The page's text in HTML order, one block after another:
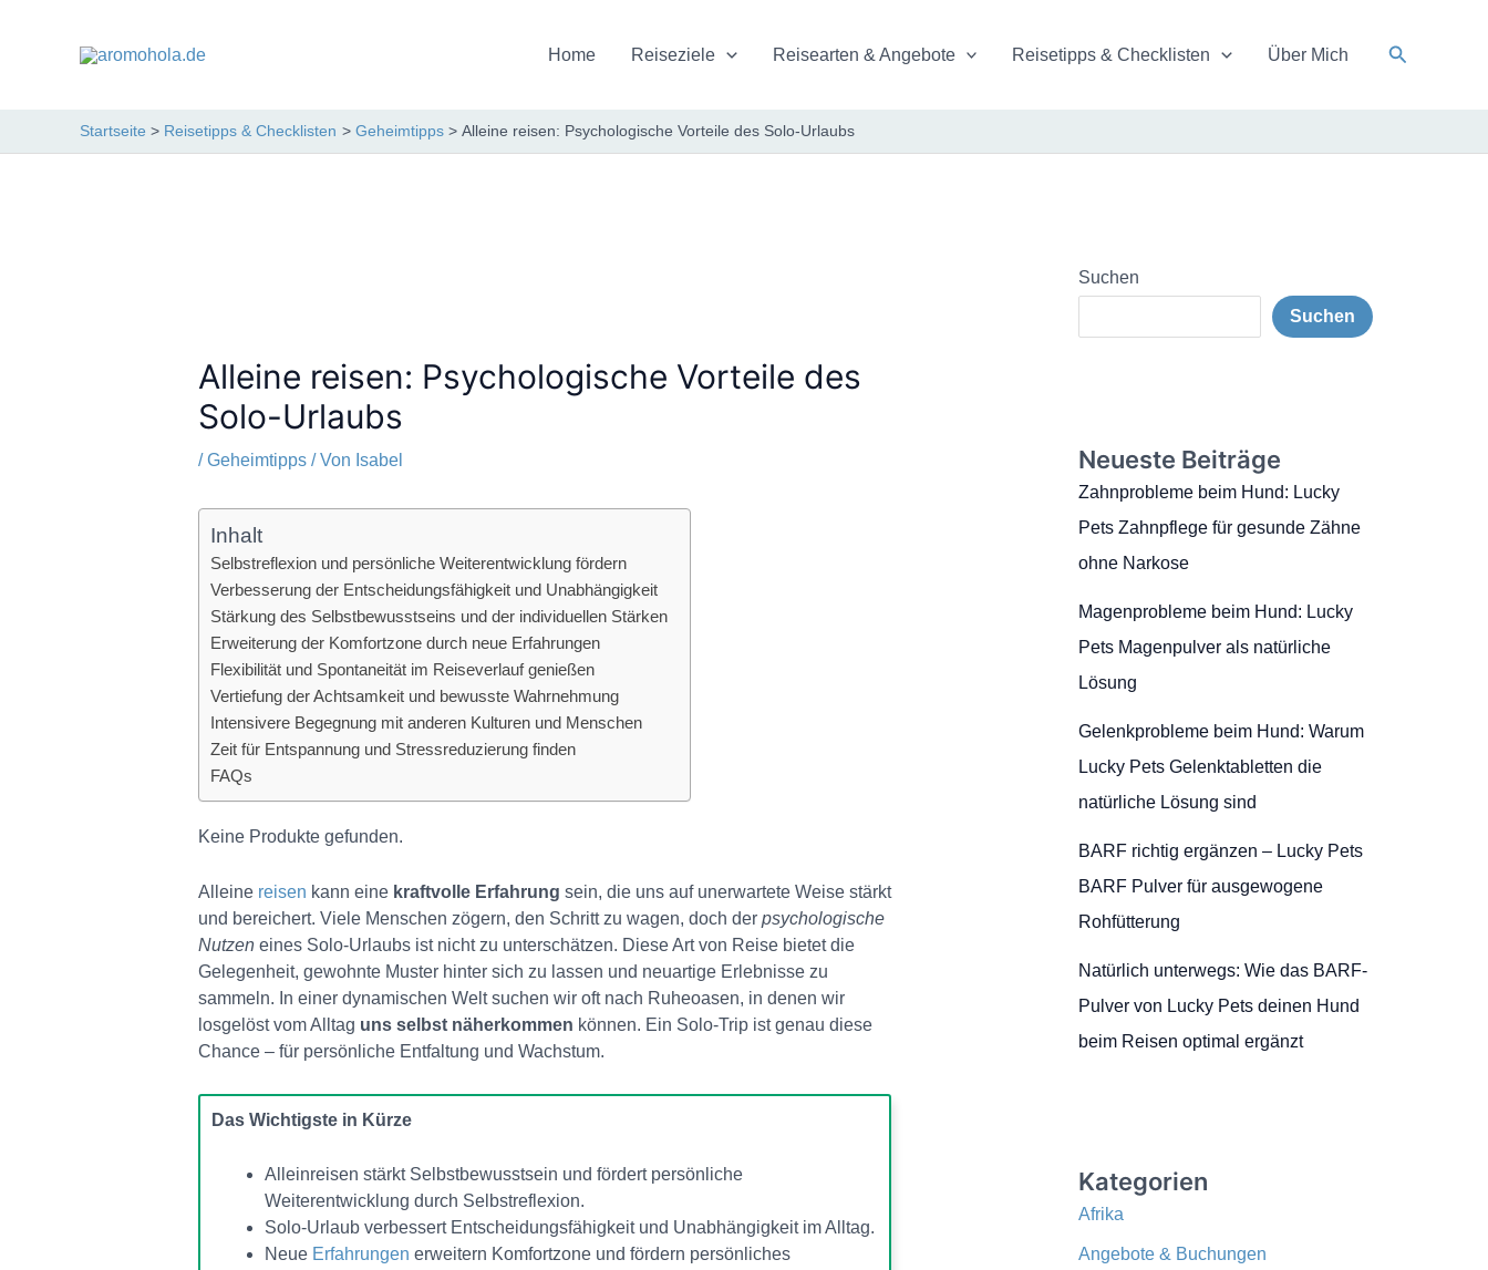
Home Reiseziele Reisearten & Angebote Reisetipps & Checklisten Über Mich Suchen
Startseite Reisetipps & Checklisten Geheimtipps Alleine reisen: Psychologische Vorteile des Solo-Urlaubs
Alleine reisen: Psychologische Vorteile des
Solo-Urlaubs
/Geheimtipps/ Von Isabel
Inhalt
Selbstreflexion und persönliche Weiterentwicklung fördern
Verbesserung der Entscheidungsfähigkeit und Unabhängigkeit
Stärkung des Selbstbewusstseins und der individuellen Stärken
Erweiterung der Komfortzone durch neue Erfahrungen
Flexibilität und Spontaneität im Reiseverlauf genießen
Vertiefung der Achtsamkeit und bewusste Wahrnehmung
Intensivere Begegnung mit anderen Kulturen und Menschen
Zeit für Entspannung und Stressreduzierung finden
FAQs
Keine Produkte gefunden.
Alleine reisen kann eine kraftvolle Erfahrung sein, die uns auf unerwartete Weise stärkt
und bereichert. Viele Menschen zögern, den Schritt zu wagen, doch der psychologische
Nutzeneines Solo-Urlaubs ist nicht zu unterschätzen. Diese Art von Reise bietet die
Gelegenheit, gewohnte Muster hinter sich zu lassen und neuartige Erlebnisse zu
sammeln. In einer dynamischen Welt suchen wir oft nach Ruheoasen, in denen wir
losgelöst vom Alltag uns selbst näherkommen können. Ein Solo-Trip ist genau diese
Chance – für persönliche Entfaltung und Wachstum.
Das Wichtigste in Kürze
Alleinreisen stärkt Selbstbewusstsein und fördert persönliche
Weiterentwicklung durch Selbstreflexion.
Solo-Urlaub verbessert Entscheidungsfähigkeit und Unabhängigkeit im Alltag.
Neue Erfahrungen erweitern Komfortzone und fördern persönliches
Suchen
Suchen
Neueste Beiträge
Zahnprobleme beim Hund: Lucky
Pets Zahnpflege für gesunde Zähne
ohne Narkose
Magenprobleme beim Hund: Lucky
Pets Magenpulver als natürliche
Lösung
Gelenkprobleme beim Hund: Warum
Lucky Pets Gelenktabletten die
natürliche Lösung sind
BARF richtig ergänzen – Lucky Pets
BARF Pulver für ausgewogene
Rohfütterung
Natürlich unterwegs: Wie das BARF-
Pulver von Lucky Pets deinen Hund
beim Reisen optimal ergänzt
Kategorien
Afrika
Angebote & Buchungen